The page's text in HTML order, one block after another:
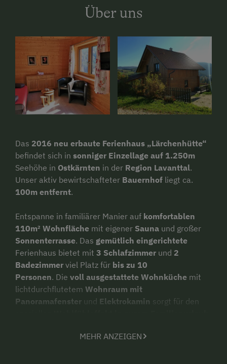
Über uns
Das 2016 neu erbaute Ferienhaus „Lärchenhütte“
befindet sich in sonniger Einzellage auf 1.250m
Seehöhe in Ostkärnten in der Region Lavanttal.
Unser aktiv bewirtschafteter Bauernhof liegt ca.
100m entfernt.
Entspanne in familiärer Manier auf komfortablen
110m² Wohnfläche mit eigener Sauna und großer
Sonnenterrasse. Das gemütlich eingerichtete
Ferienhaus bietet mit 3 Schlafzimmer und 2
Badezimmer viel Platz für bis zu 10
Personen. Die voll ausgestattete Wohnküche mit
lichtdurchflutetem Wohnraum mit
Panoramafenster und Elektrokamin sorgt für den
Fußbodenheizungim gesamten Haus.
MEHR ANZEIGEN